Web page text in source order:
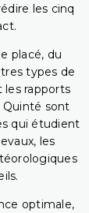
les cinq
placé, du
types de
les rapports
Quinté sont
qui étudient
les
optimale,